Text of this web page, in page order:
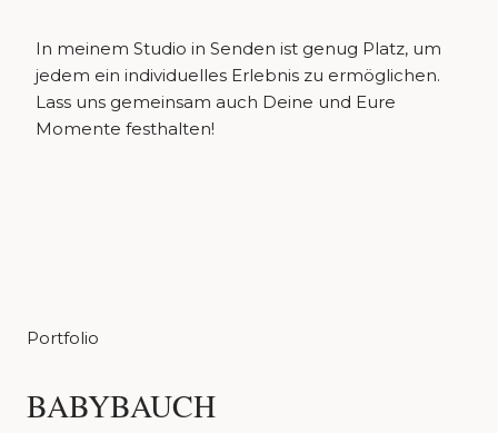
In meinem Studio in Senden ist genug Platz, um
jedem ein individuelles Erlebnis zu ermöglichen.
Lass uns gemeinsam auch Deine und Eure
Momente festhalten!
Portfolio
BABYBAUCH